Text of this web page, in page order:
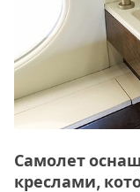
Самолет
креслами,